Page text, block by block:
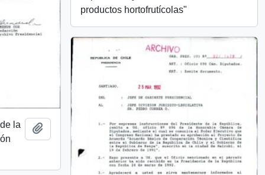
productos hortofrutícolas"
la
Añadir al portapapeles